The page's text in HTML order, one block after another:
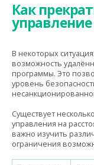
Как
В некоторых
возможность
программы. Это
уровень
Существует
управления на
важно изучить
ограничения